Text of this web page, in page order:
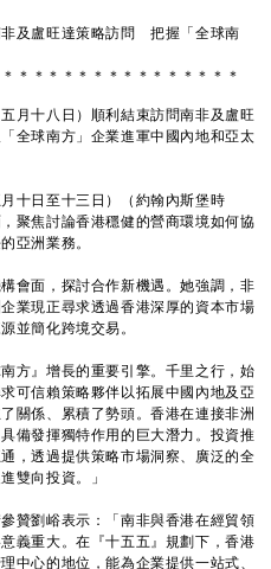
及盧旺達策略訪問 把握「全球南
＊ ＊ ＊ ＊ ＊ ＊ ＊ ＊ ＊ ＊ ＊ ＊ ＊ ＊ ＊ ＊
十八日）順利結束訪問南非及盧旺
全球南方」企業進軍中國內地和亞太
日至十三日）（約翰內斯堡時
聚焦討論香港穩健的營商環境如何協
亞洲業務。
面，探討合作新機遇。她強調，非
業現正尋求透過香港深厚的資本市場
並簡化跨境交易。
』增長的重要引擎。千里之行，始
可信賴策略夥伴以拓展中國內地及亞
關係、累積了勢頭。香港在連接非洲
備發揮獨特作用的巨大潛力。投資推
，透過提供策略市場洞察、廣泛的全
雙向投資。」
劉峪表示：「南非與香港在經貿領
義重大。在『十五五』規劃下，香港
中心的地位，能為企業提供一站式、